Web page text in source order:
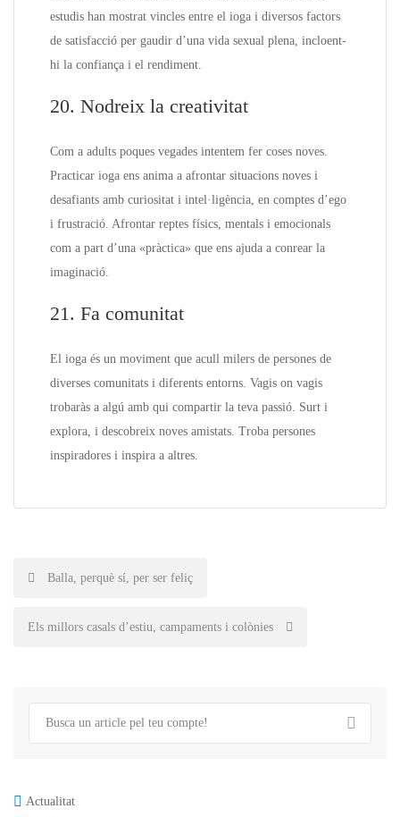
estudis han mostrat vincles entre el ioga i diversos factors
de satisfacció per gaudir d’una vida sexual plena, incloent-
hi la confiança i el rendiment.
20. Nodreix la creativitat
Com a adults poques vegades intentem fer coses noves.
Practicar ioga ens anima a afrontar situacions noves i
desafiants amb curiositat i intel·ligència, en comptes d’ego
i frustració. Afrontar reptes físics, mentals i emocionals
com a part d’una «pràctica» que ens ajuda a conrear la
imaginació.
21. Fa comunitat
El ioga és un moviment que acull milers de persones de
diverses comunitats i diferents entorns. Vagis on vagis
trobaràs a algú amb qui compartir la teva passió. Surt i
explora, i descobreix noves amistats. Troba persones
inspiradores i inspira a altres.
Post
navigation
Balla, perquè sí, per ser feliç
Els millors casals d’estiu, campaments i colònies
Actualitat